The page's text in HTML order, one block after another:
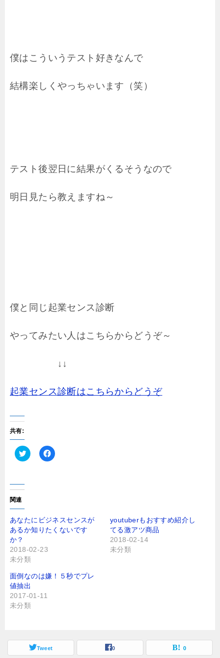
僕はこういうテスト好きなんで
結構楽しくやっちゃいます（笑）
テスト後翌日に結果がくるそうなので
明日見たら教えますね～
僕と同じ起業センス診断
やってみたい人はこちらからどうぞ～
↓↓
起業センス診断はこちらからどうぞ
共有:
ク
し
て
T
i
t
t
e
r
で
共
有
(
し
い
ウ
ィ
ン
ド
ま
F
共
有
す
は
ク
し
く
い
ウ
ィ
関連
あなたにビジネスセンスが
あるか知りたくないです
か？
2018-02-23
未分類
youtuberもおすすめ紹介し
てる激アツ商品
2018-02-14
未分類
面倒なのは嫌！５秒でプレ
値抽出
2017-01-11
未分類
Tweet 0 0